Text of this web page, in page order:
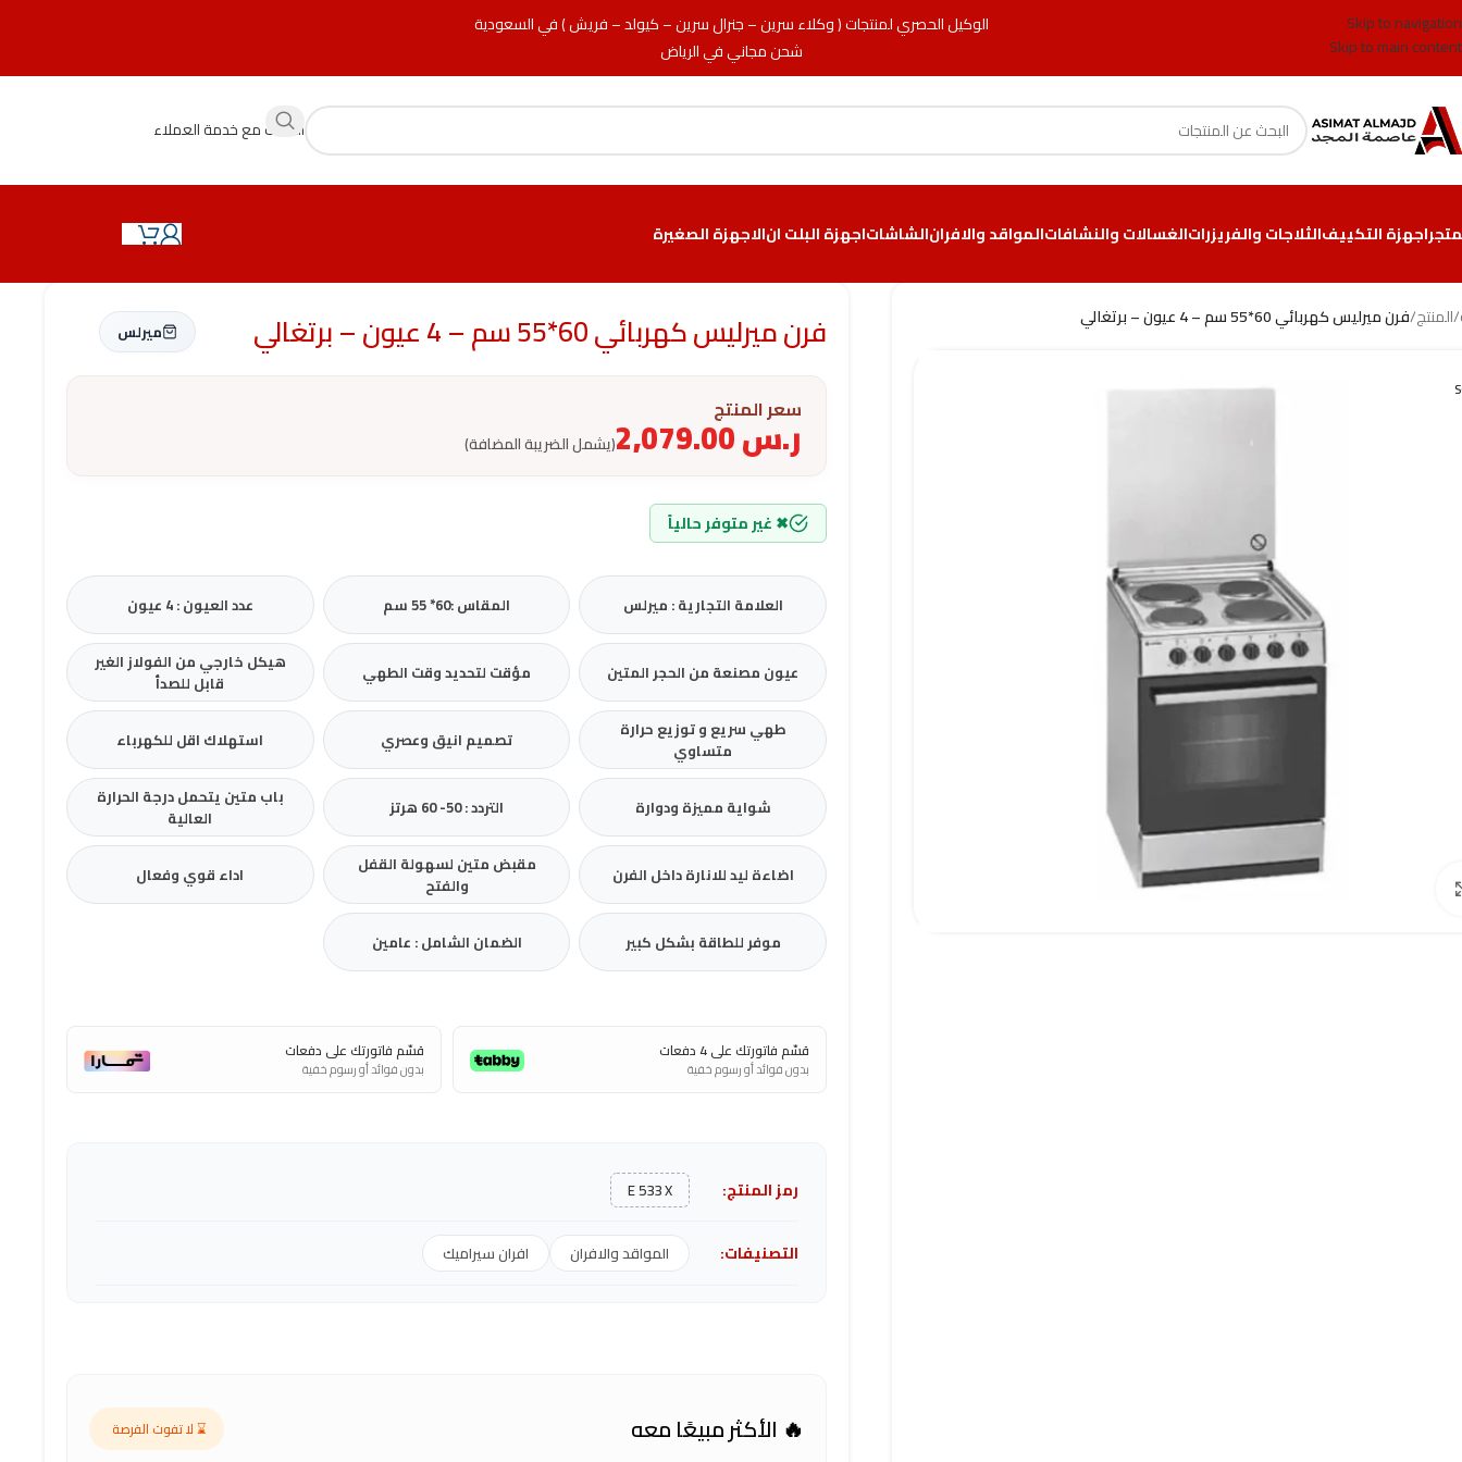
الوكيل الحصري لمنتجات ( وكلاء سرين – جنرال سرين – كيولد – فريش ) في السعودية
شحن مجاني في الرياض
Skip to navigation
Skip to main content
التحدث مع خدمة العملاء
اجهزة التكييفالثلاجات والفريزراتالغسالات والنشافاتالمواقد والافرانالشاشاتاجهزة البلت انالاجهزة الصغيرة
/المنتج/فرن ميرليس كهربائي 60*55 سم – 4 عيون – برتغالي فرن ميرليس كهربائي 60*55 سم – 4 عيون – برتغالي ميرلس
سعر المنتج
ر.س (يشمل الضريبة المضافة)
✖ غير متوفر حالياً
العلامة التجارية : ميرلس المقاس :60* 55 سم عدد العيون : 4 عيون
عيون مصنعة من الحجر المتين مؤقت لتحديد وقت الطهي
هيكل خارجي من الفولاز الغير
قابل للصدأ
طهي سريع و توزيع حرارة
متساوي
تصميم انيق وعصري استهلاك اقل للكهرباء
شواية مميزة ودوارة التردد : 50- 60 هرتز
باب متين يتحمل درجة الحرارة
العالية
اضاءة ليد للانارة داخل الفرن
مقبض متين لسهولة القفل
والفتح
اداء قوي وفعال
موفر للطاقة بشكل كبير الضمان الشامل : عامين
قسّم فاتورتك على 4 دفعات
بدون فوائد أو رسوم خفية
قسّم فاتورتك على دفعات
بدون فوائد أو رسوم خفية
رمز المنتج: E 533 X
التصنيفات: المواقد والافران افران سيراميك
🔥 الأكثر مبيعًا معه ⌛ لا تفوت الفرصة